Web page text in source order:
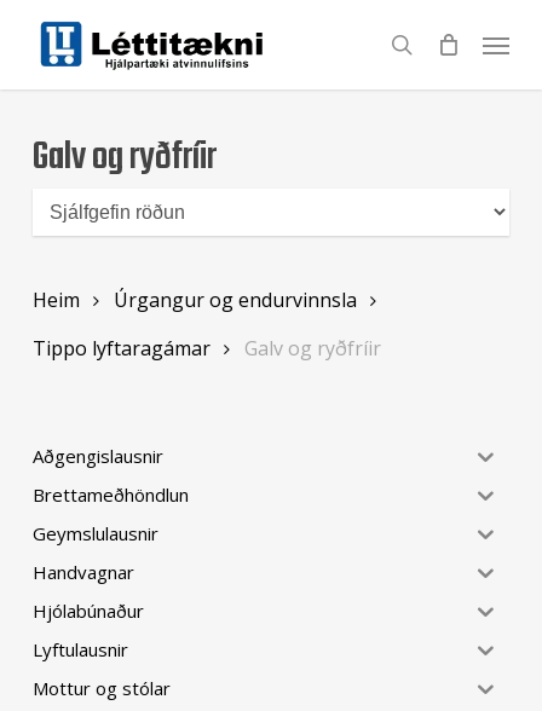
main
search
Galv og ryðfríir
Heim
Úrgangur og endurvinnsla
Tippo lyftaragámar
Galv og ryðfríir
Aðgengislausnir
Brettameðhöndlun
Geymslulausnir
Handvagnar
Hjólabúnaður
Lyftulausnir
Mottur og stólar